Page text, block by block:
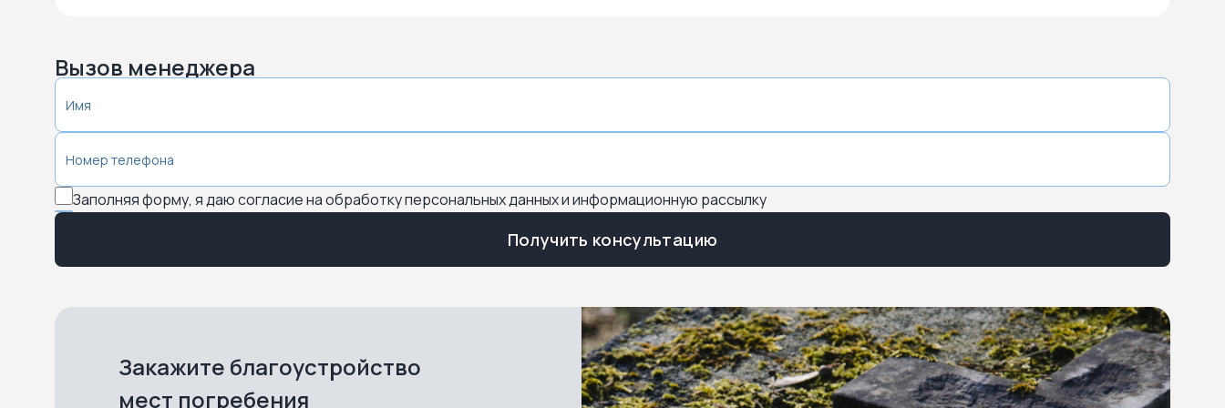
Вызов менеджера
Заполняя форму, я даю согласие на обработку персональных данных и информационную рассылку
Получить консультацию
Закажите благоустройство
мест погребения